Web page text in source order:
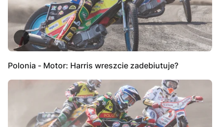
Polonia - Motor: Harris wreszcie zadebiutuje?